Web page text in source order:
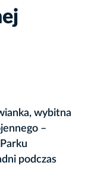
wybitna
–
podczas